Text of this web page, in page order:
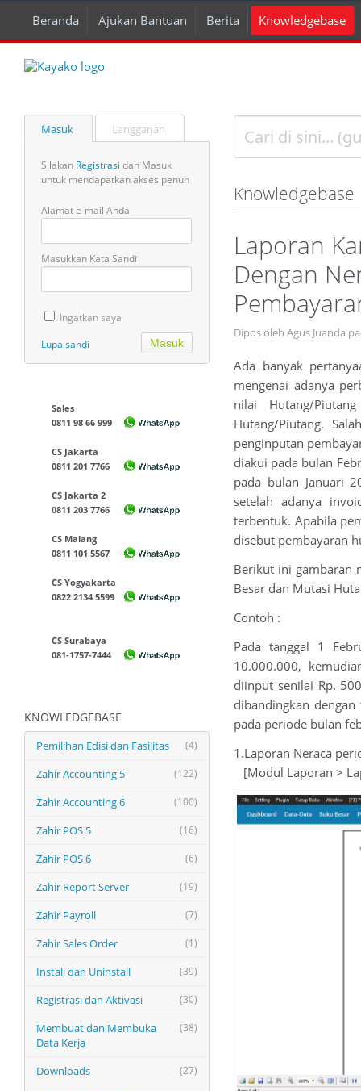
Beranda Ajukan Bantuan Berita Knowledgebase
Masuk Langganan
Silakan Registrasi dan Masuk
untuk mendapatkan akses penuh
Alamat e-mail Anda
Masukkan Kata Sandi
Ingatkan saya
Lupa sandi
Sales
0811 98 66 999
CS Jakarta
0811 201 7766
CS Jakarta 2
0811 203 7766
CS Malang
0811 101 5567
CS Yogyakarta
0822 2134 5599
CS Surabaya
081-1757-7444
KNOWLEDGEBASE
(4)
Pemilihan Edisi dan Fasilitas
(122)
Zahir Accounting 5
(100)
Zahir Accounting 6
(16)
Zahir POS 5
(6)
Zahir POS 6
(19)
Zahir Report Server
(7)
Zahir Payroll
(1)
Zahir Sales Order
(39)
Install dan Uninstall
(30)
Registrasi dan Aktivasi
(38)
Membuat dan Membuka
Data Kerja
(27)
Downloads
Knowledgebase
Laporan
Dengan
Dipos oleh Agus Juanda
Ada banyak
mengenai adanya
nilai Hutang/
Hutang/Piutang.
penginputan
diakui pada bulan
pada bulan Januari
setelah adanya
terbentuk. Apabila
disebut pembayaran
Berikut ini gambaran
Besar dan Mutasi
Contoh :
Pada tanggal 1
10.000.000,
diinput senilai Rp.
dibandingkan
pada periode bulan
1.Laporan Neraca
[Modul Laporan >